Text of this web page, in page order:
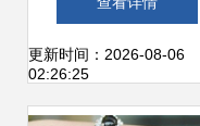
诚信保障解析
更新时间：2026-08-06
02:26:25